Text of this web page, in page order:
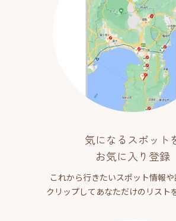
気になるスポット
お気に入り登録
これから行きたいスポット情報
クリップしてあなただけのリスト